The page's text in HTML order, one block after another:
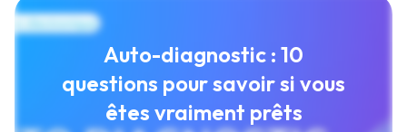
Auto-diagnostic : 10
questions pour savoir si vous
êtes vraiment prêts